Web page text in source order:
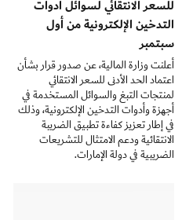
للسعر الانتقائي لسوائل أدوات
التدخين الإلكترونية من أول
سبتمبر
أعلنت وزارة المالية، عن صدور قرار بشأن
اعتماد الحد الأدنى للسعر الانتقائي
لمنتجات التبغ والسوائل المستخدمة في
أجهزة وأدوات التدخين الإلكترونية، وذلك
في إطار تعزيز كفاءة تطبيق الضريبة
الانتقائية ودعم الامتثال للتشريعات
الضريبية في دولة الإمارات.